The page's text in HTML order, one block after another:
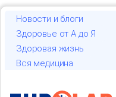
Новости и блоги
Здоровье от А до Я
Здоровая жизнь
Вся медицина